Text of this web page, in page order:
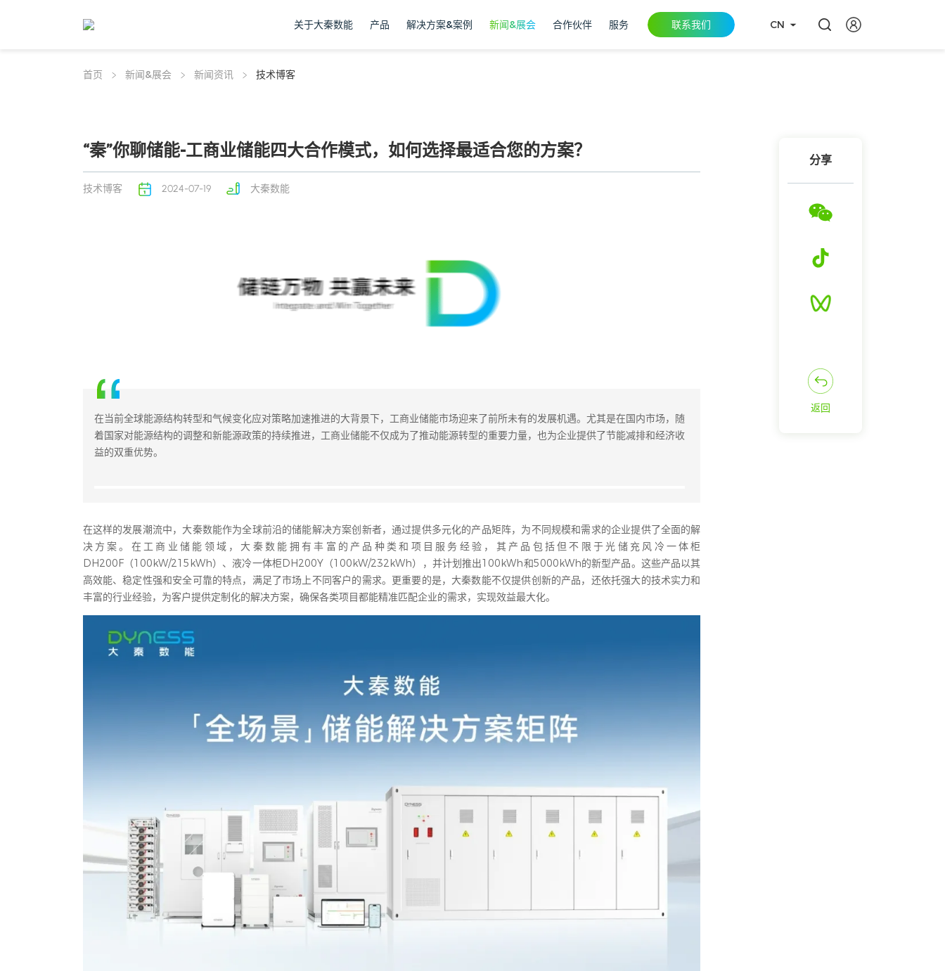
关于大秦数能 产品 解决方案&案例 新闻&展会 合作伙伴 服务 联系我们 CN
首页 新闻&展会 新闻资讯 技术博客
“秦”你聊储能-工商业储能四大合作模式，如何选择最适合您的方案？
技术博客 2024-07-19 大秦数能
在当前全球能源结构转型和气候变化应对策略加速推进的大背景下，工商业储能市场迎来了前所未有的发展机遇。尤其是在国内市场，随
着国家对能源结构的调整和新能源政策的持续推进，工商业储能不仅成为了推动能源转型的重要力量，也为企业提供了节能减排和经济收
益的双重优势。
在这样的发展潮流中，大秦数能作为全球前沿的储能解决方案创新者，通过提供多元化的产品矩阵，为不同规模和需求的企业提供了全面的解
决方案。在工商业储能领域，大秦数能拥有丰富的产品种类和项目服务经验，其产品包括但不限于光储充风冷一体柜
DH200F（100kW/215kWh）、液冷一体柜DH200Y（100kW/232kWh），并计划推出100kWh和5000kWh的新型产品。这些产品以其
高效能、稳定性强和安全可靠的特点，满足了市场上不同客户的需求。更重要的是，大秦数能不仅提供创新的产品，还依托强大的技术实力和
丰富的行业经验，为客户提供定制化的解决方案，确保各类项目都能精准匹配企业的需求，实现效益最大化。
分享
返回